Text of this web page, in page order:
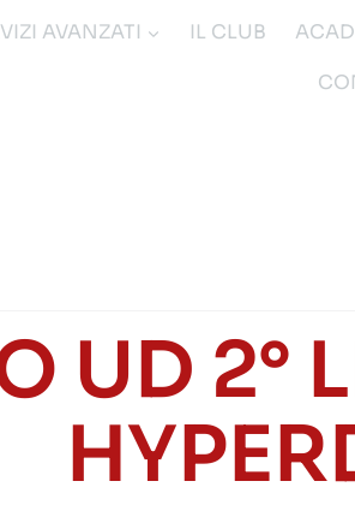
AVANZATI IL CLUB
UD 2°